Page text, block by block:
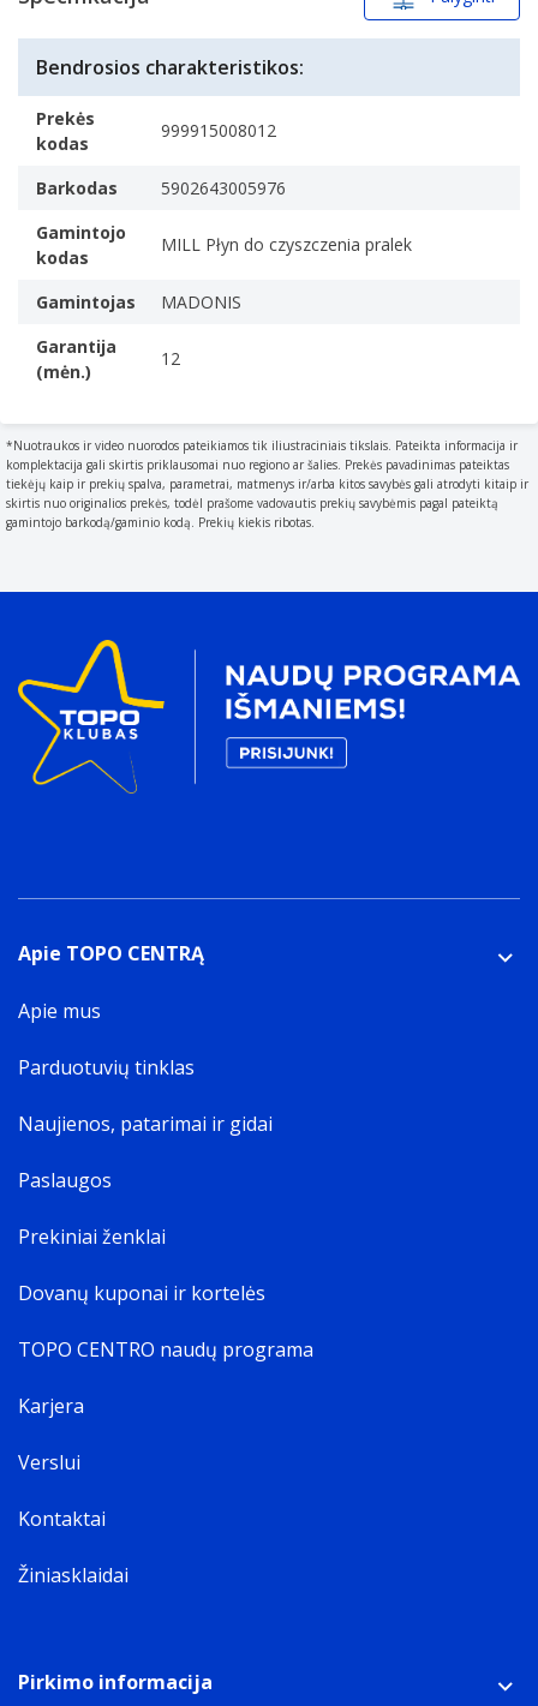
Bendrosios charakteristikos:
Prekės
kodas
999915008012
Barkodas
5902643005976
Gamintojo
kodas
MILL Płyn do czyszczenia pralek
Gamintojas
MADONIS
Garantija
(mėn.)
12
*Nuotraukos ir video nuorodos pateikiamos tik iliustraciniais tikslais. Pateikta informacija ir
komplektacija gali skirtis priklausomai nuo regiono ar šalies. Prekės pavadinimas pateiktas
tiekėjų kaip ir prekių spalva, parametrai, matmenys ir/arba kitos savybės gali atrodyti kitaip ir
skirtis nuo originalios prekės, todėl prašome vadovautis prekių savybėmis pagal pateiktą
gamintojo barkodą/gaminio kodą. Prekių kiekis ribotas.
Apie TOPO CENTRĄ
Apie mus
Parduotuvių tinklas
Naujienos, patarimai ir gidai
Paslaugos
Prekiniai ženklai
Dovanų kuponai ir kortelės
TOPO CENTRO naudų programa
Karjera
Verslui
Kontaktai
Žiniasklaidai
Pirkimo informacija